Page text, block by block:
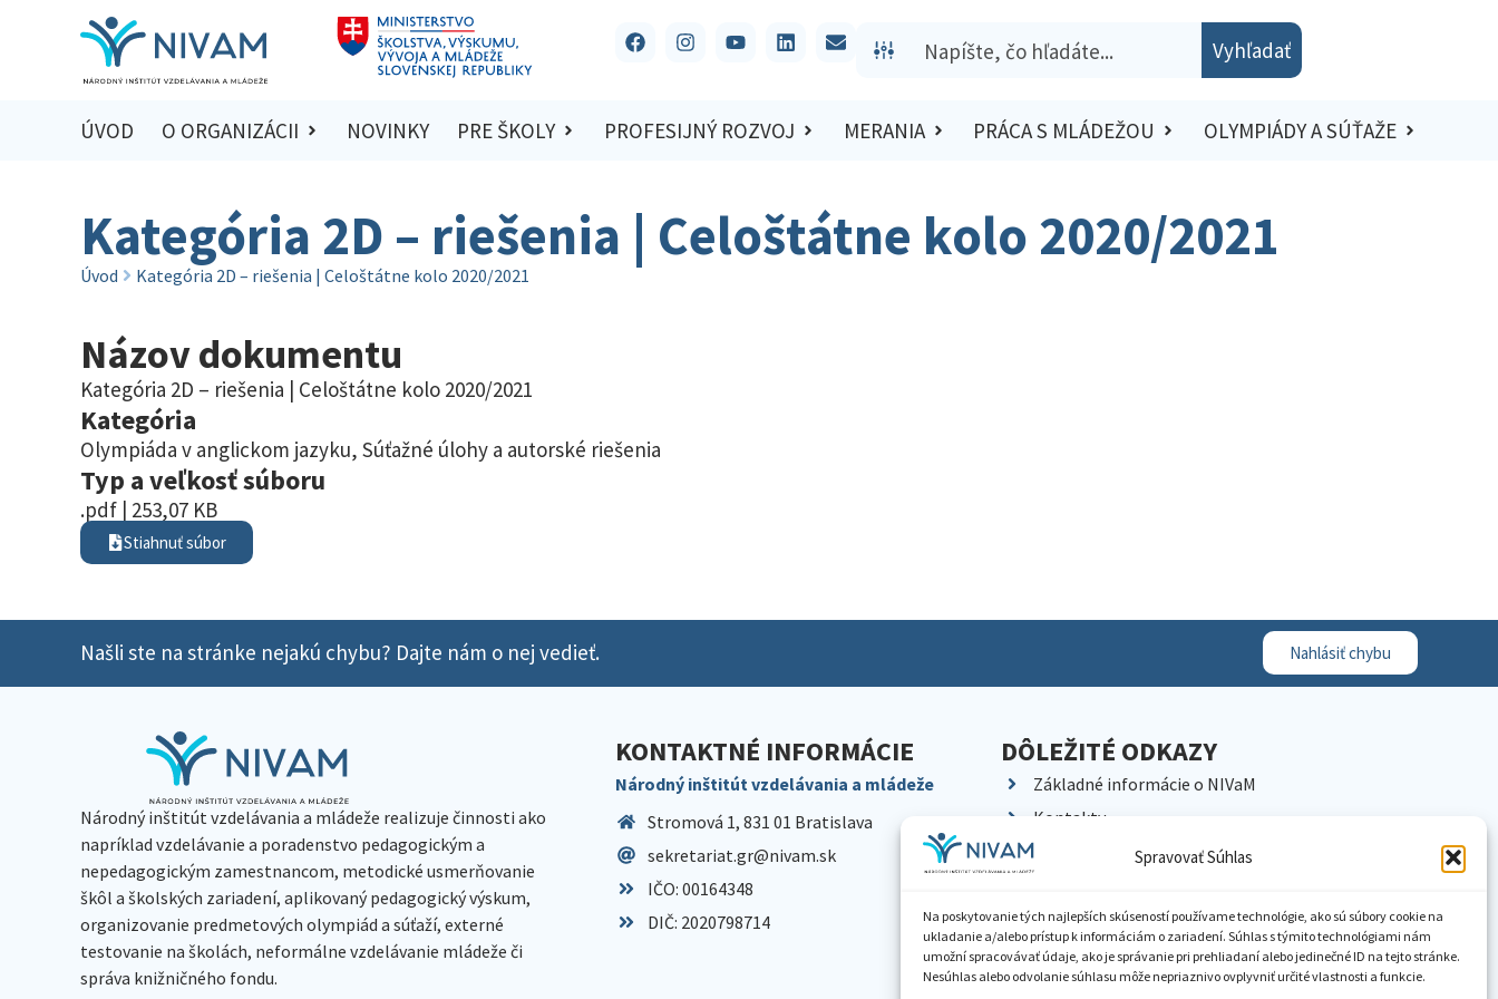
Spravovať Súhlas
Na poskytovanie tých najlepších skúseností používame technológie, ako sú súbory cookie na
ukladanie a/alebo prístup k informáciám o zariadení. Súhlas s týmito technológiami nám
umožní spracovávať údaje, ako je správanie pri prehliadaní alebo jedinečné ID na tejto stránke.
Nesúhlas alebo odvolanie súhlasu môže nepriaznivo ovplyvniť určité vlastnosti a funkcie.
Vyhľadať
ÚVOD O ORGANIZÁCII NOVINKY PRE ŠKOLY PROFESIJNÝ ROZVOJ MERANIA PRÁCA S MLÁDEŽOU OLYMPIÁDY A SÚŤAŽE
Kategória 2D – riešenia | Celoštátne kolo 2020/2021
Úvod Kategória 2D – riešenia | Celoštátne kolo 2020/2021
Názov dokumentu
Kategória 2D – riešenia | Celoštátne kolo 2020/2021
Kategória
Olympiáda v anglickom jazyku, Súťažné úlohy a autorské riešenia
Typ a veľkosť súboru
.pdf | 253,07 KB
Stiahnuť súbor
Našli ste na stránke nejakú chybu? Dajte nám o nej vedieť. Nahlásiť chybu
Národný inštitút vzdelávania a mládeže realizuje činnosti ako
napríklad vzdelávanie a poradenstvo pedagogickým a
nepedagogickým zamestnancom, metodické usmerňovanie
škôl a školských zariadení, aplikovaný pedagogický výskum,
organizovanie predmetových olympiád a súťaží, externé
testovanie na školách, neformálne vzdelávanie mládeže či
správa knižničného fondu.
KONTAKTNÉ INFORMÁCIE
Národný inštitút vzdelávania a mládeže
Stromová 1, 831 01 Bratislava
sekretariat.gr@nivam.sk
IČO: 00164348
DIČ: 2020798714
DÔLEŽITÉ ODKAZY
Základné informácie o NIVaM
Kontakty
Kariéra
Pracoviská NIVaM
Dokumenty inštitúcie
Knižnica